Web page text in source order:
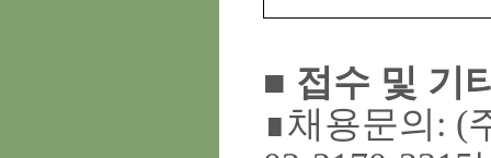
■ 접수 및 기
∎채용문의 : (